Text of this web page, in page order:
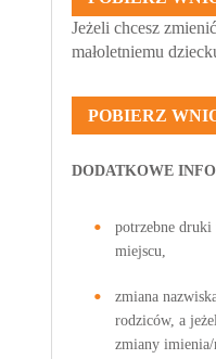
Jeżeli chcesz
małoletniemu
POBIERZ
DODATKOWE
potrzebne druki
miejscu,
zmiana
rodziców, a
zmiany imienia/